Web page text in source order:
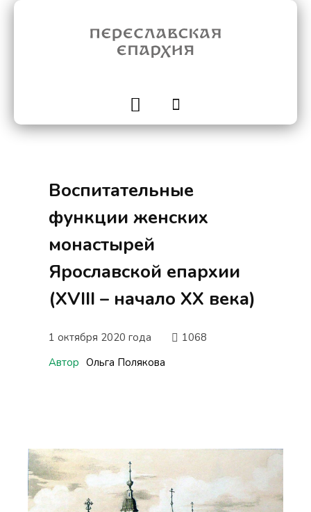
Воспитательные
функции женских
монастырей
Ярославской епархии
(XVIII – начало XX века)
1 октября 2020 года
1068
Автор Ольга Полякова